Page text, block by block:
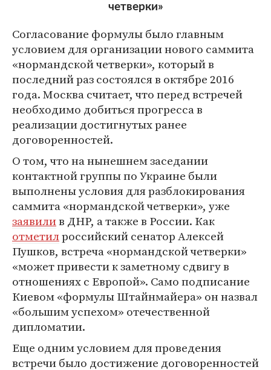
четверки»
Согласование формулы было главным
условием для организации нового саммита
«нормандской четверки», который в
последний раз состоялся в октябре 2016
года. Москва считает, что перед встречей
необходимо добиться прогресса в
реализации достигнутых ранее
договоренностей.
О том, что на нынешнем заседании
контактной группы по Украине были
выполнены условия для разблокирования
саммита «нормандской четверки», уже
заявилив ДНР, а также в России. Как
отметилроссийский сенатор Алексей
Пушков, встреча «нормандской четверки»
«может привести к заметному сдвигу в
отношениях с Европой». Само подписание
Киевом «формулы Штайнмайера» он назвал
«большим успехом» отечественной
дипломатии.
Еще одним условием для проведения
встречи было достижение договоренностей